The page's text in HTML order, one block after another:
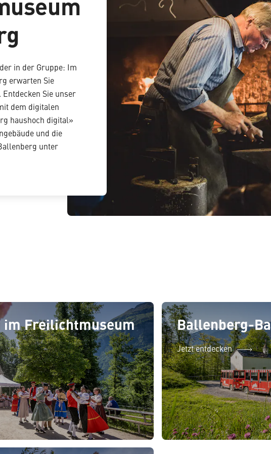
in der Gruppe: Im
erwarten Sie
Sie unser
dem digitalen
haushoch digital»
und die
unter
im Freilichtmuseum Ballenberg-
Jetzt entdecken